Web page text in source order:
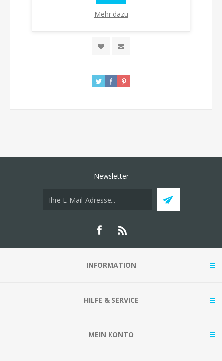
KAUFEN
Newsletter
INFORMATION
HILFE & SERVICE
MEIN KONTO
Mehr dazu